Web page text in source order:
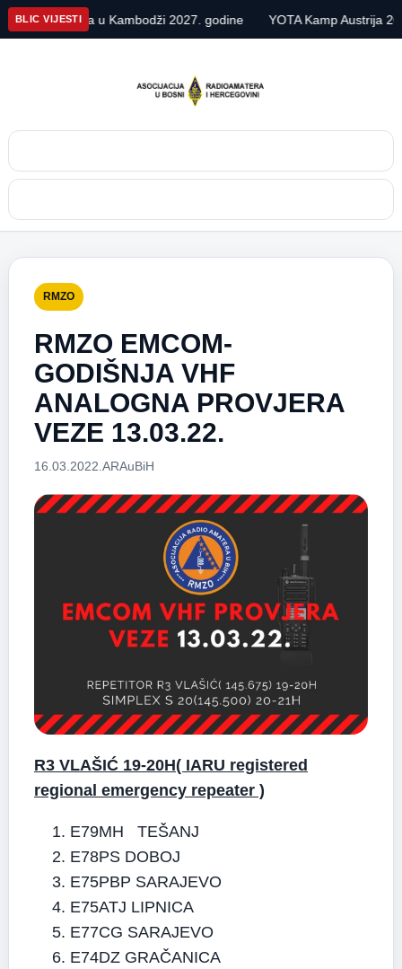
BLIC VIJESTIu Kambodži 2027. godine YOTA Kamp Austrija 2026
RMZO
RMZO EMCOM-
GODIŠNJA VHF
ANALOGNA PROVJERA
VEZE 13.03.22.
16.03.2022. ARAuBiH
R3 VLAŠIĆ 19-20H( IARU registered
regional emergency repeater )
E79MH TEŠANJ
E78PS DOBOJ
E75PBP SARAJEVO
E75ATJ LIPNICA
E77CG SARAJEVO
E74DZ GRAČANICA